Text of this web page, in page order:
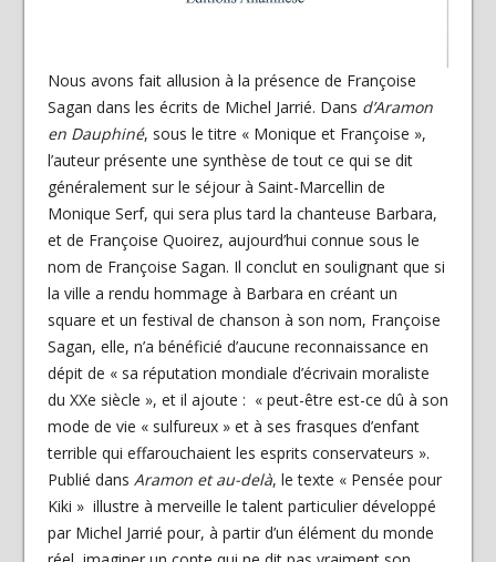
Nous avons fait allusion à la présence de Françoise
Sagan dans les écrits de Michel Jarrié. Dans d’Aramon
en Dauphiné, sous le titre « Monique et Françoise »,
l’auteur présente une synthèse de tout ce qui se dit
généralement sur le séjour à Saint-Marcellin de
Monique Serf, qui sera plus tard la chanteuse Barbara,
et de Françoise Quoirez, aujourd’hui connue sous le
nom de Françoise Sagan. Il conclut en soulignant que si
la ville a rendu hommage à Barbara en créant un
square et un festival de chanson à son nom, Françoise
Sagan, elle, n’a bénéficié d’aucune reconnaissance en
dépit de « sa réputation mondiale d’écrivain moraliste
du XXe siècle », et il ajoute : « peut-être est-ce dû à son
mode de vie « sulfureux » et à ses frasques d’enfant
terrible qui effarouchaient les esprits conservateurs ».
Publié dans Aramon et au-delà, le texte « Pensée pour
Kiki » illustre à merveille le talent particulier développé
par Michel Jarrié pour, à partir d’un élément du monde